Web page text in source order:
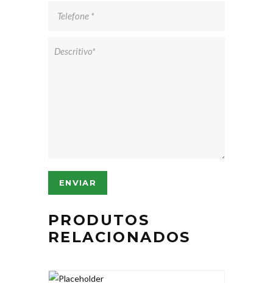
PRODUTOS
RELACIONADOS